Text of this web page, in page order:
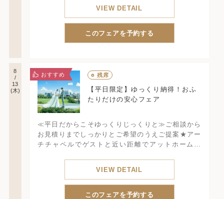
VIEW DETAIL
このフェアを予約する
8
/
13
(木)
おすすめ ○ 残席
【平日限定】ゆっくり納得！おふ
たりだけの安心フェア
≪平日だからこそゆっくりじっくりと≫ご相談から
お見積りまでしっかりとご希望のうえご提案★アー
チチャペルでゲストと近い距離でアットホーム挙
VIEW DETAIL
このフェアを予約する